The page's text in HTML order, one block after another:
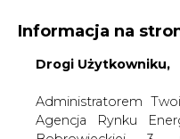
KONTAKT:
WYDAWCA PORTALU:
WYSOKI KONTRAST
Informacja na
Drogi Użytkowniku,
Administratorem
Agencja Rynku